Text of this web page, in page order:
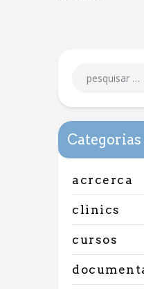
Categorias
acrcerca
clinics
cursos